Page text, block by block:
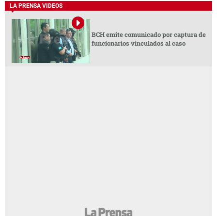
LA PRENSA VIDEOS
BCH emite comunicado por captura de
funcionarios vinculados al caso